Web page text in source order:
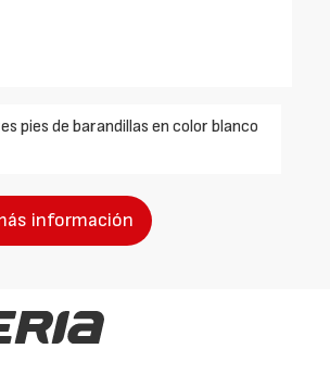
pies de barandillas en color blanco
información